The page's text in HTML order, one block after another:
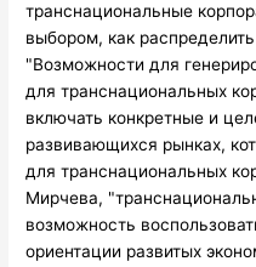
транснациональные
выбором, как
"Возможности для
для транснациональных
включать конкретные и
развивающихся рынках,
для транснациональных
Мирчева,
возможность
ориентации развитых